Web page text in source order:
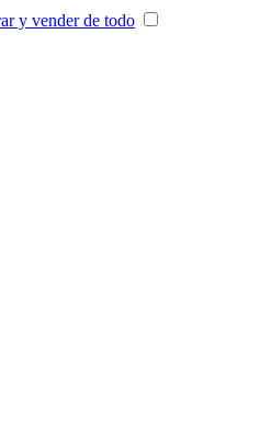
y vender de todo